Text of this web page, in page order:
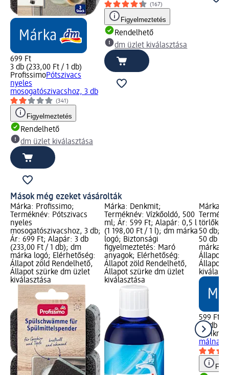
699 Ft
3 db (233,00 Ft / 1 db)
ProfissimoPótszivacs
nyeles
mosogatószivacshoz, 3 db
(341)
Figyelmeztetés
Rendelhető
dm üzlet kiválasztása
(167)
Figyelmeztetés
Rendelhető
dm üzlet kiválasztása
Mások még ezeket vásárolták
Márka: Profissimo;
Terméknév: Pótszivacs
nyeles
mosogatószivacshoz, 3 db;
Ár: 699 Ft; Alapár: 3 db
(233,00 Ft / 1 db); dm
márka logó; Elérhetőség:
Állapot zöld Rendelhető,
Állapot szürke dm üzlet
kiválasztása
Márka: Denkmit;
Terméknév: Vízkőoldó, 500
ml; Ár: 599 Ft; Alapár: 0,5 l
(1 198,00 Ft / 1 l); dm márka
logó; Biztonsági
figyelmeztetés: Maró
anyagok; Elérhetőség:
Állapot zöld Rendelhető,
Állapot szürke dm üzlet
kiválasztása
Márka:
50 db;
50 db
márka
Állapot
Állapot
599 Ft
50 db
Denkmit
málna